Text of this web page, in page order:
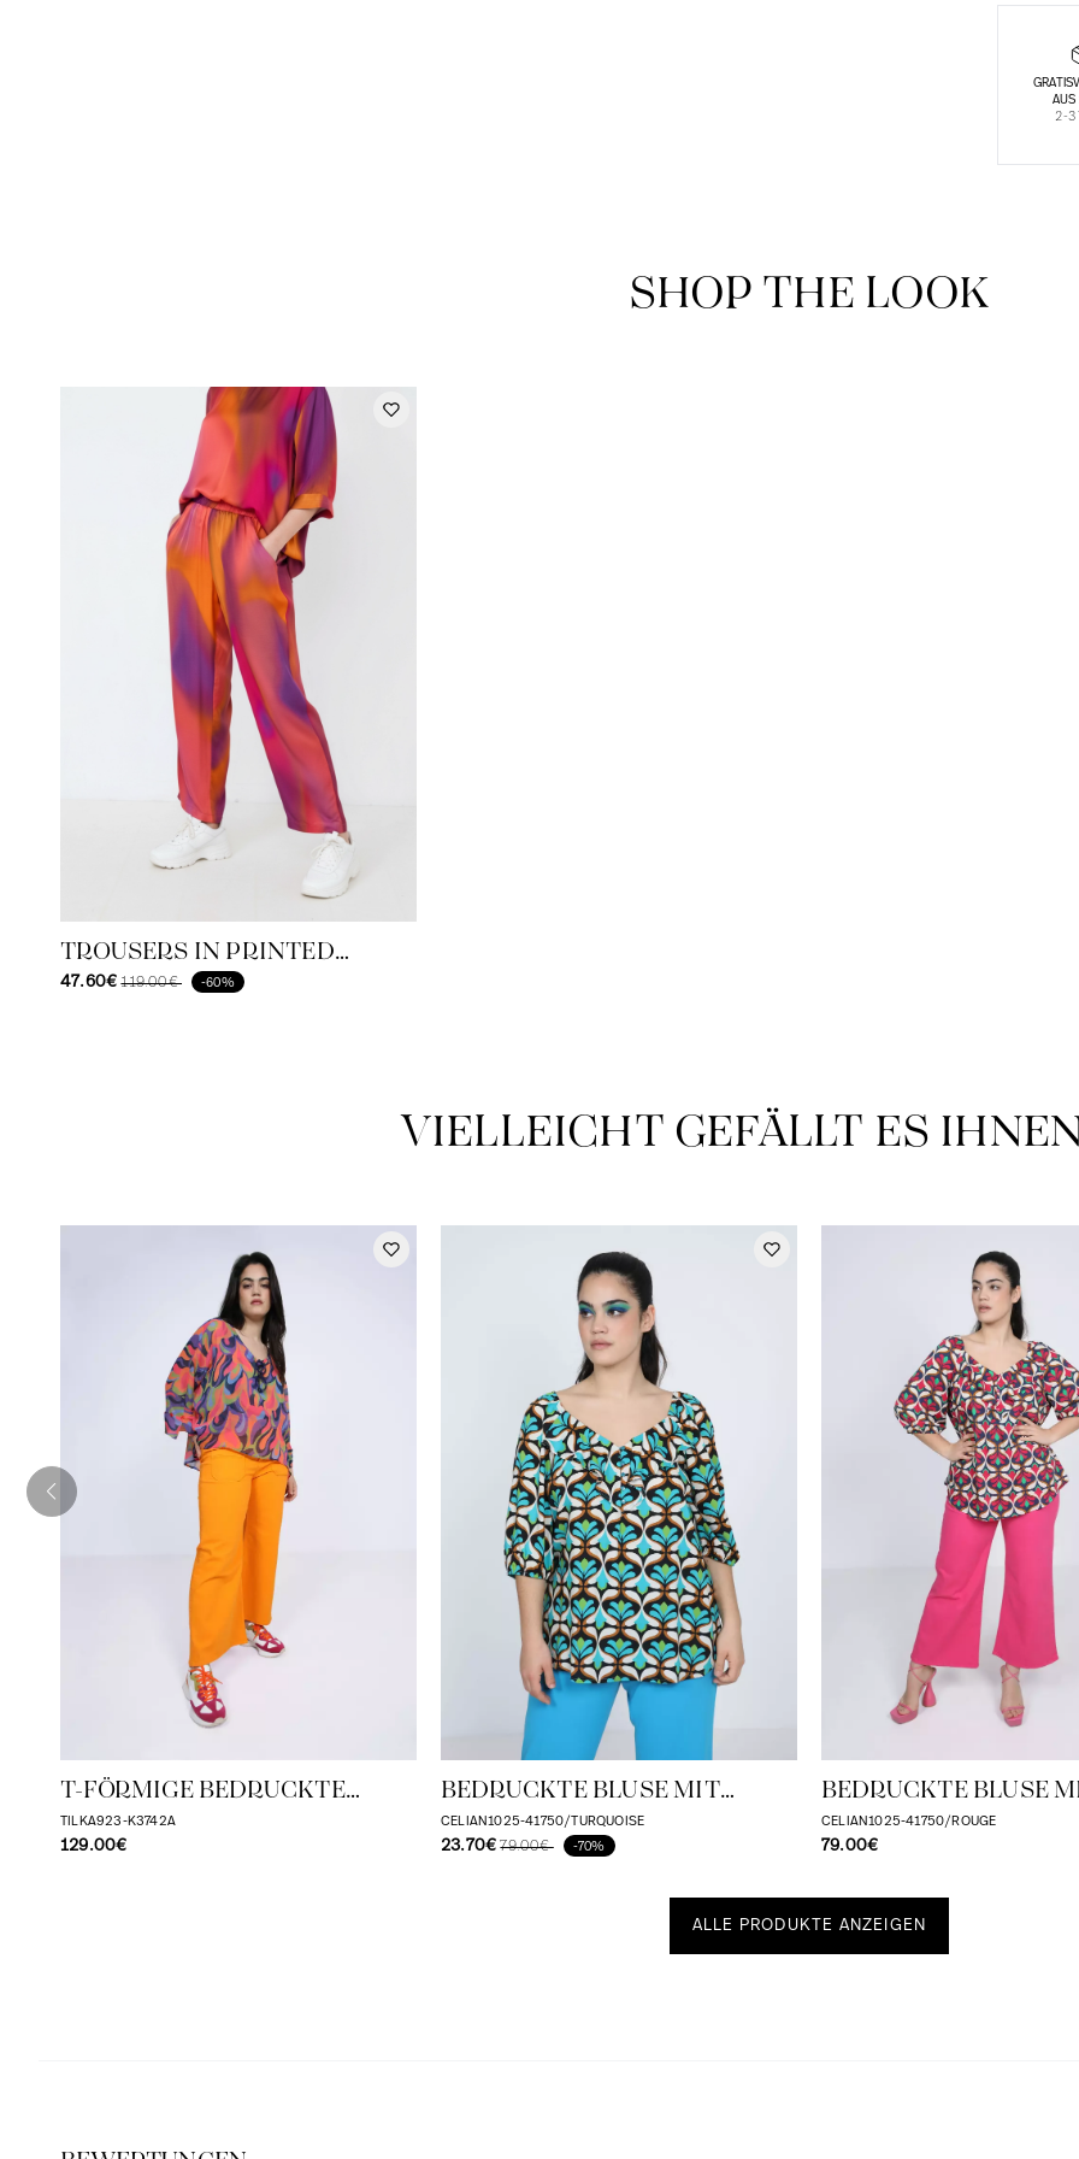
2-3
SHOP THE LOOK
TROUSERS IN PRINTED
VISCOSE SATIN
47.60€ 119.00€ -60%
VIELLEICHT GEFÄLLT ES
T-FÖRMIGE BEDRUCKTE
VOILEBLUSE
TILKA923-K3742A
129.00€
BEDRUCKTE BLUSE MIT
KASKADIERENDEN RÜSCHEN
CELIAN1025-41750/TURQUOISE
23.70€ 79.00€ -70%
BEDRUCKTE BLUSE
KASKADIERENDEN
CELIAN1025-41750/ROUGE
79.00€
ALLE PRODUKTE ANZEIGEN